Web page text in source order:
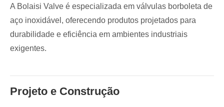
A Bolaisi Valve é especializada em válvulas borboleta de
aço inoxidável, oferecendo produtos projetados para
durabilidade e eficiência em ambientes industriais
exigentes.
Projeto e Construção